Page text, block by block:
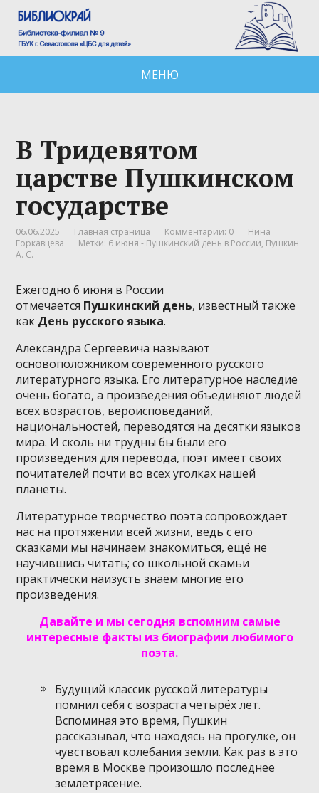
МЕНЮ
В Тридевятом
царстве Пушкинском
государстве
06.06.2025 Главная страница Комментарии: 0
Нина
Горкавцева
Метки: 6 июня - Пушкинский день в России, Пушкин
А. С.
Ежегодно 6 июня в России
отмечается Пушкинский день, известный также
как День русского языка.
Александра Сергеевича называют
основоположником современного русского
литературного языка. Его литературное наследие
очень богато, а произведения объединяют людей
всех возрастов, вероисповеданий,
национальностей, переводятся на десятки языков
мира. И сколь ни трудны бы были его
произведения для перевода, поэт имеет своих
почитателей почти во всех уголках нашей
планеты.
Литературное творчество поэта сопровождает
нас на протяжении всей жизни, ведь с его
сказками мы начинаем знакомиться, ещё не
научившись читать; со школьной скамьи
практически наизусть знаем многие его
произведения.
Давайте и мы сегодня вспомним самые
интересные факты из биографии любимого
поэта.
Будущий классик русской литературы
помнил себя с возраста четырёх лет.
Вспоминая это время, Пушкин
рассказывал, что находясь на прогулке, он
чувствовал колебания земли. Как раз в это
время в Москве произошло последнее
землетрясение.